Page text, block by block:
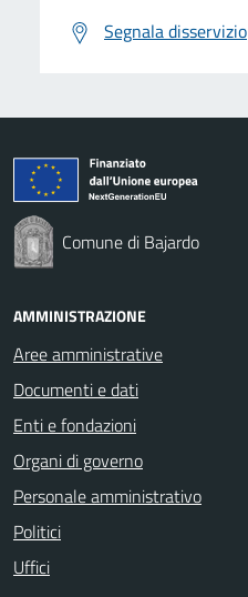
Segnala disservizio
Comune di Bajardo
AMMINISTRAZIONE
Aree amministrative
Documenti e dati
Enti e fondazioni
Organi di governo
Personale amministrativo
Politici
Uffici